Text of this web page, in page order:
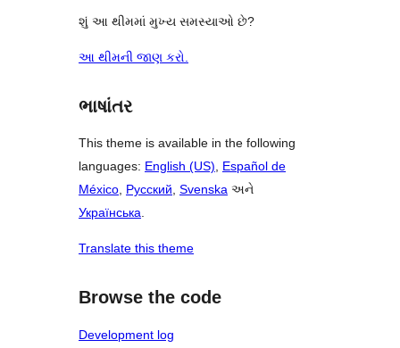
શું આ થીમમાં મુખ્ય સમસ્યાઓ છે?
આ થીમની જાણ કરો.
ભાષાંતર
This theme is available in the following
languages: English (US), Español de
México, Русский, Svenska અને
Українська.
Translate this theme
Browse the code
Development log